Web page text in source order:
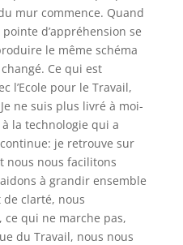
mur commence. Quand
d’appréhension se
le même schéma
Ce qui est
l’Ecole pour le Travail,
Je ne suis plus livré à moi-
la technologie qui a
je retrouve sur
nous nous facilitons
à grandir ensemble
de clarté, nous
ce qui ne marche pas,
du Travail, nous nous